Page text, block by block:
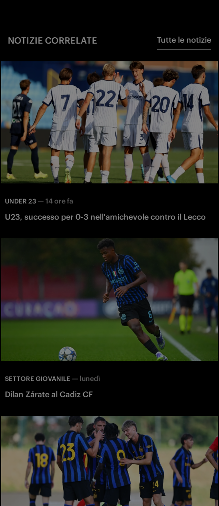
NOTIZIE CORRELATE Tutte le notizie
UNDER 23 — 14 ore fa
U23, successo per 0-3 nell'amichevole contro il Lecco
SETTORE GIOVANILE — lunedì
Dilan Zárate al Cadiz CF